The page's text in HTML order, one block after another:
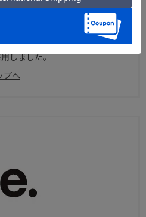
ーズのより『ace.』ブランド
いやすさはそのままに、耐久性
・耐久性や滑らかさに特化した
しました。
プへ